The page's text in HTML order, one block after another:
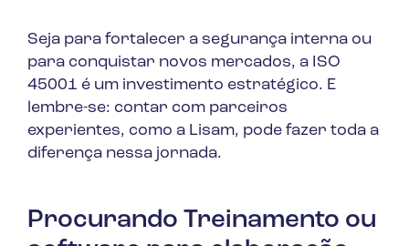
Seja para fortalecer a segurança interna ou
para conquistar novos mercados, a ISO
45001 é um investimento estratégico. E
lembre-se: contar com parceiros
experientes, como a Lisam, pode fazer toda a
diferença nessa jornada.
Procurando Treinamento ou